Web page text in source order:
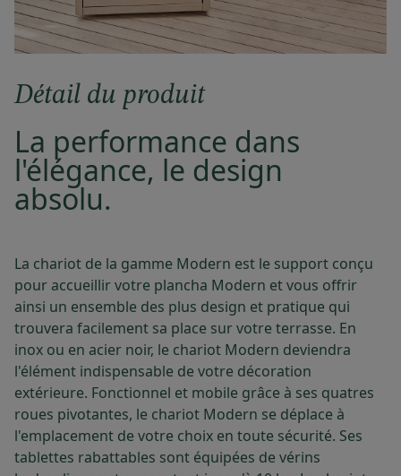
Détail du produit
La performance dans
l'élégance, le design
absolu.
La chariot de la gamme Modern est le support conçu
pour accueillir votre plancha Modern et vous offrir
ainsi un ensemble des plus design et pratique qui
trouvera facilement sa place sur votre terrasse. En
inox ou en acier noir, le chariot Modern deviendra
l'élément indispensable de votre décoration
extérieure. Fonctionnel et mobile grâce à ses quatres
roues pivotantes, le chariot Modern se déplace à
l'emplacement de votre choix en toute sécurité. Ses
tablettes rabattables sont équipées de vérins